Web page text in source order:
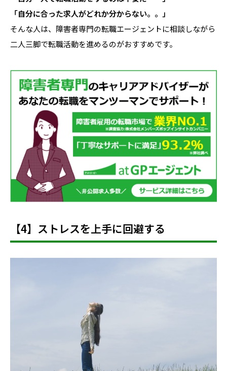
「自分に合った求人がどれか分からない。。」
そんな人は、障害者専門の転職エージェントに相談しながら
二人三脚で転職活動を進めるのがおすすめです。
【4】ストレスを上手に回避する